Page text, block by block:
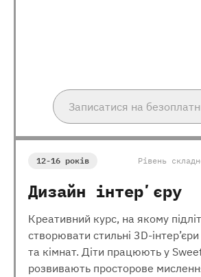
Записатися на
12-16 років Рівень
Дизайн інтерʼєру
Креативний курс, на якому
створювати стильні 3D-
та кімнат. Діти працюють у
розвивають просторове